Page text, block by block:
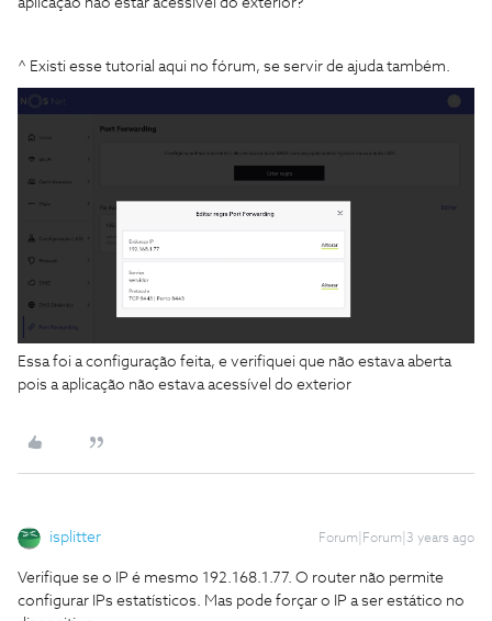
^ Existi esse tutorial aqui no fórum, se servir de ajuda também.
Essa foi a configuração feita, e verifiquei que não estava aberta
pois a aplicação não estava acessível do exterior
isplitter Forum|Forum|3 years ago
Verifique se o IP é mesmo 192.168.1.77. O router não permite
configurar IPs estatísticos. Mas pode forçar o IP a ser estático no